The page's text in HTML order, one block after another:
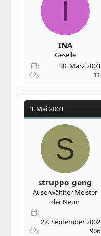
I
INA
Geselle
30. März 2003
11
3. Mai 2003
S
struppo_gong
Auserwählter Meister
der Neun
27. September 2002
906